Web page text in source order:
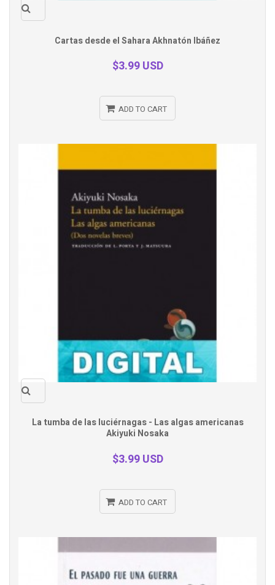
Cartas desde el Sahara Akhnatón Ibáñez
$3.99 USD
ADD TO CART
La tumba de las luciérnagas - Las algas americanas
Akiyuki Nosaka
$3.99 USD
ADD TO CART